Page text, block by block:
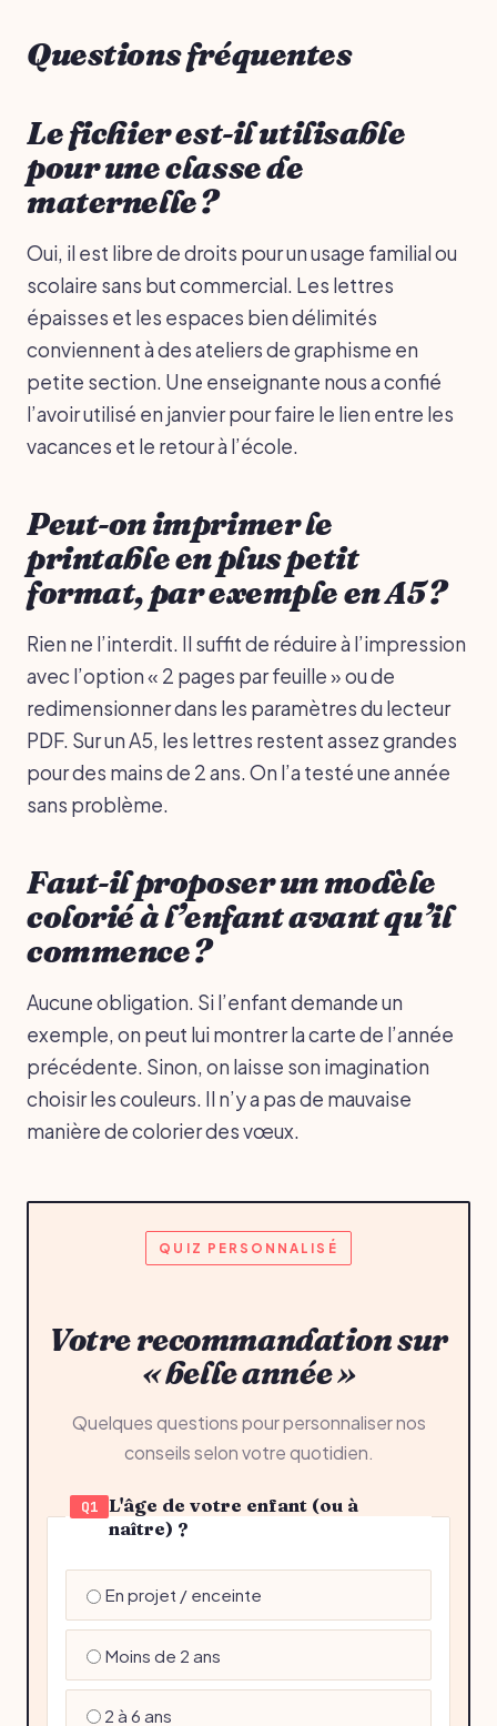
Questions fréquentes
Le fichier est-il utilisable
pour une classe de
maternelle ?
Oui, il est libre de droits pour un usage familial ou
scolaire sans but commercial. Les lettres
épaisses et les espaces bien délimités
conviennent à des ateliers de graphisme en
petite section. Une enseignante nous a confié
l’avoir utilisé en janvier pour faire le lien entre les
vacances et le retour à l’école.
Peut-on imprimer le
printable en plus petit
format, par exemple en A5 ?
Rien ne l’interdit. Il suffit de réduire à l’impression
avec l’option « 2 pages par feuille » ou de
redimensionner dans les paramètres du lecteur
PDF. Sur un A5, les lettres restent assez grandes
pour des mains de 2 ans. On l’a testé une année
sans problème.
Faut-il proposer un modèle
colorié à l’enfant avant qu’il
commence ?
Aucune obligation. Si l’enfant demande un
exemple, on peut lui montrer la carte de l’année
précédente. Sinon, on laisse son imagination
choisir les couleurs. Il n’y a pas de mauvaise
manière de colorier des vœux.
QUIZ PERSONNALISÉ
Votre recommandation sur
« belle année »
Quelques questions pour personnaliser nos
conseils selon votre quotidien.
Q1
L'âge de votre enfant (ou à
naître) ?
En projet / enceinte
Moins de 2 ans
2 à 6 ans